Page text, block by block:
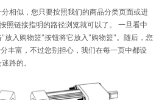
相似，您只要按照我们的商品分类页面或进
照链接指明的路径浏览就可以了。 一旦看中
放入购物篮"按钮将它放入"购物篮"。随后，您
丰富，不过您别担心，我们在每一页中都设
路的。